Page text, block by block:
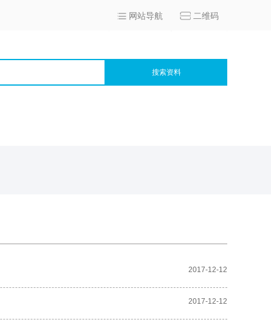
网站导航 二维码
搜索资料
2017-12-12
2017-12-12